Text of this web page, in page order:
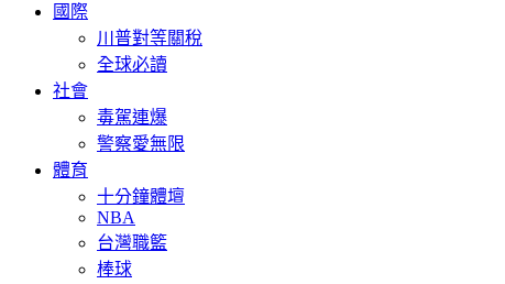
國際
川普對等關稅
全球必讀
社會
毒駕連爆
警察愛無限
體育
十分鐘體壇
NBA
台灣職籃
棒球